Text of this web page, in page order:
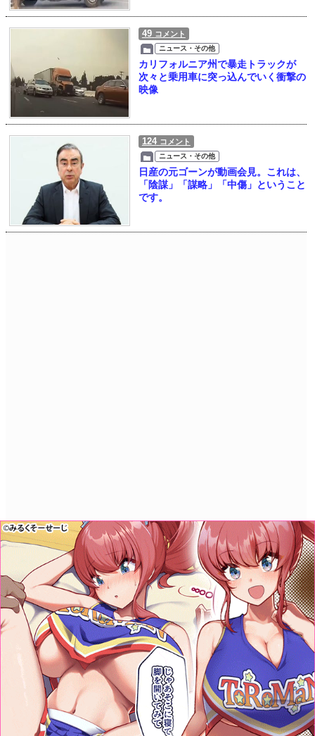
49 コメント
ニュース・その他
カリフォルニア州で暴走トラックが
次々と乗用車に突っ込んでいく衝撃の
映像
124 コメント
ニュース・その他
日産の元ゴーンが動画会見。これは、
「陰謀」「謀略」「中傷」ということ
です。